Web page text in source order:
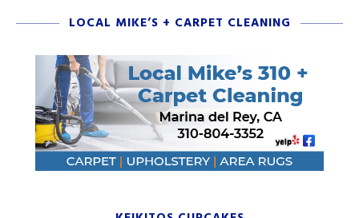
LOCAL MIKE’S + CARPET CLEANING